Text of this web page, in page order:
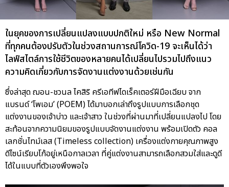
ในยุคของการเปลี่ยนแปลงแบบปกติใหม่ หรือ New Normal
ที่ทุกคนต้องปรับตัวในช่วงสถานการณ์โควิด-19 จะเห็นได้ว่า
ไลฟ์สไตล์การใช้ชีวิตของหลายคนได้เปลี่ยนไปรวมไปถึงแนว
ความคิดเกี่ยวกับการจัดงานแต่งงานด้วยเช่นกัน
ซึ่งล่าสุด ฌอน-ชวนล ไคสิริ ครีเอทีฟไดเร็คเตอร์ฝีมือเฉียบ จาก
แบรนด์ ‘โพเอม’ (POEM) ได้มาบอกเล่าถึงรูปแบบการเลือกชุด
แต่งงานของเจ้าบ่าว และเจ้าสาว ในช่วงที่ผ่านมาที่เปลี่ยนแปลงไป โดย
สะท้อนจากความนิยมของรูปแบบจัดงานแต่งงาน พร้อมเปิดตัว คอล
เลกชั่นไทม์เลส (Timeless collection) เครื่องแต่งกายคุณภาพสูง
ดีไซน์เรียบโก้อยู่เหนือกาลเวลา ที่คู่แต่งงานสามารถเลือกสวมใส่และดูดี
ได้ในแบบที่ตัวเองพึงพอใจ